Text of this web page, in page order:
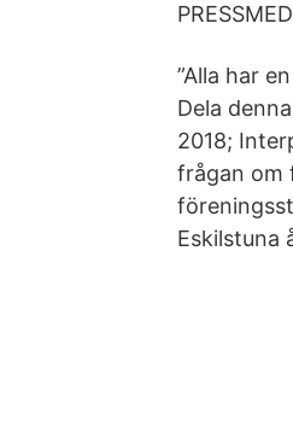
”Alla har
Dela
2018;
frågan om
Eskilstuna